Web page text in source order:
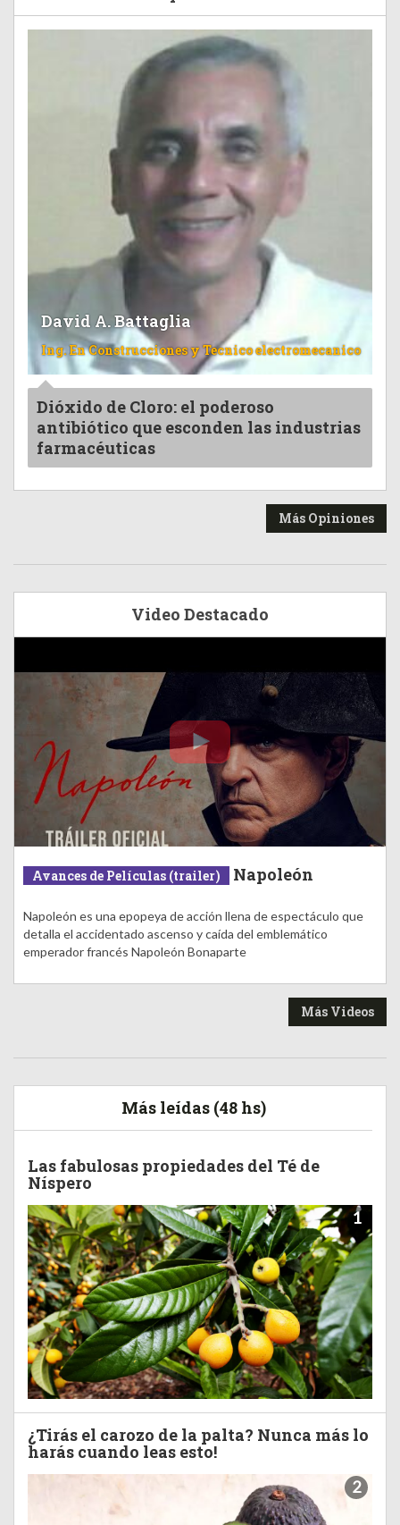
David A. Battaglia
Ing. En Construcciones y Tecnico electromecanico
Dióxido de Cloro: el poderoso
antibiótico que esconden las industrias
farmacéuticas
Más Opiniones
Video Destacado
Avances de Películas (trailer) Napoleón
Napoleón es una epopeya de acción llena de espectáculo que
detalla el accidentado ascenso y caída del emblemático
emperador francés Napoleón Bonaparte
Más Videos
Más leídas (48 hs)
Las fabulosas propiedades del Té de
Níspero
1
¿Tirás el carozo de la palta? Nunca más lo
harás cuando leas esto!
2